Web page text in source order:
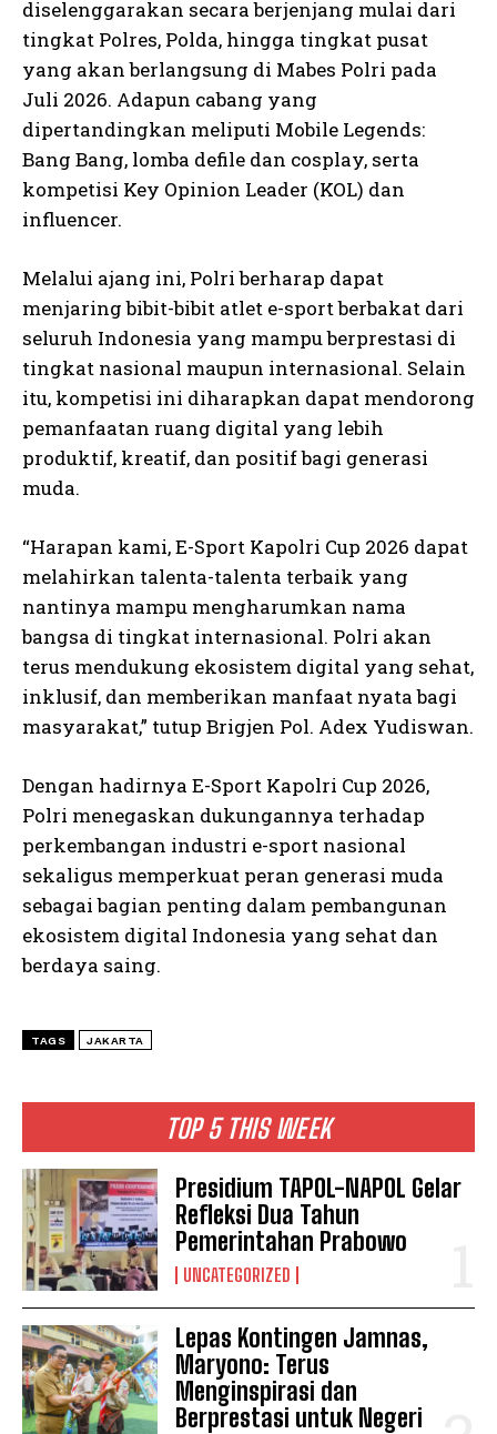
TOP 5 THIS WEEK
Presidium TAPOL-NAPOL Gelar
Refleksi Dua Tahun
Pemerintahan Prabowo
UNCATEGORIZED
Lepas Kontingen Jamnas,
Maryono: Terus
Menginspirasi dan
Berprestasi untuk Negeri
diselenggarakan secara berjenjang mulai dari
tingkat Polres, Polda, hingga tingkat pusat
yang akan berlangsung di Mabes Polri pada
Juli 2026. Adapun cabang yang
dipertandingkan meliputi Mobile Legends:
Bang Bang, lomba defile dan cosplay, serta
kompetisi Key Opinion Leader (KOL) dan
influencer.
Melalui ajang ini, Polri berharap dapat
menjaring bibit-bibit atlet e-sport berbakat dari
seluruh Indonesia yang mampu berprestasi di
tingkat nasional maupun internasional. Selain
itu, kompetisi ini diharapkan dapat mendorong
pemanfaatan ruang digital yang lebih
produktif, kreatif, dan positif bagi generasi
muda.
“Harapan kami, E-Sport Kapolri Cup 2026 dapat
melahirkan talenta-talenta terbaik yang
nantinya mampu mengharumkan nama
bangsa di tingkat internasional. Polri akan
terus mendukung ekosistem digital yang sehat,
inklusif, dan memberikan manfaat nyata bagi
masyarakat,” tutup Brigjen Pol. Adex Yudiswan.
Dengan hadirnya E-Sport Kapolri Cup 2026,
Polri menegaskan dukungannya terhadap
perkembangan industri e-sport nasional
sekaligus memperkuat peran generasi muda
sebagai bagian penting dalam pembangunan
ekosistem digital Indonesia yang sehat dan
berdaya saing.
TAGS JAKARTA